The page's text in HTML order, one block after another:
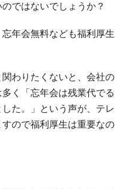
ではないでしょうか？
年会無料なども福利厚生
わりたくないと、会社の
く「忘年会は残業代でる
た。」という声が、テレ
ので福利厚生は重要なの